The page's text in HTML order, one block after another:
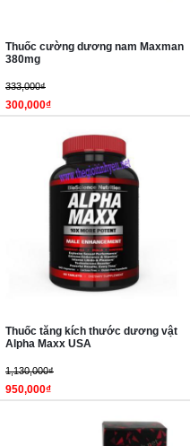
Thuốc cường dương nam Maxman
380mg
333,000₫
300,000₫
Thuốc tăng kích thước dương vật
Alpha Maxx USA
1,130,000₫
950,000₫